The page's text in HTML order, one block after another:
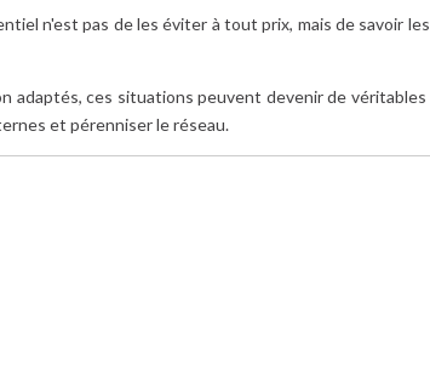
n'est pas de les éviter à tout prix, mais de savoir les
adaptés, ces situations peuvent devenir de véritables
et pérenniser le réseau.